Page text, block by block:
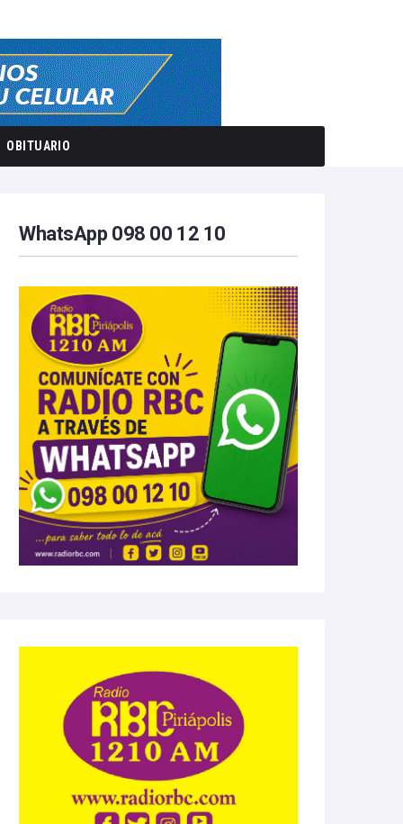
OBITUARIO
WhatsApp 098 00 12 10